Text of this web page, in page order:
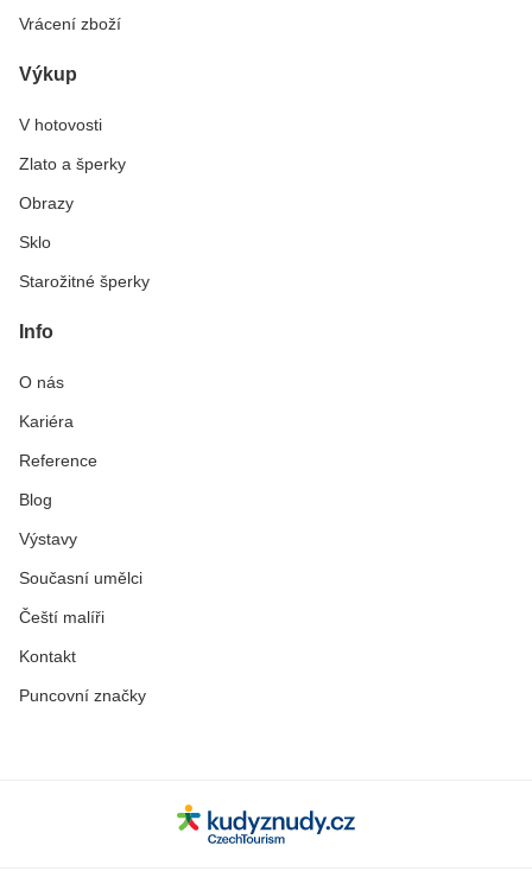
Vrácení zboží
Výkup
V hotovosti
Zlato a šperky
Obrazy
Sklo
Starožitné šperky
Info
O nás
Kariéra
Reference
Blog
Výstavy
Současní umělci
Čeští malíři
Kontakt
Puncovní značky